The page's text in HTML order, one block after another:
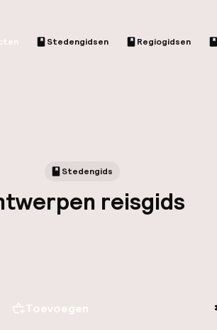
Stedengidsen Regiogidsen
Stedengids
reisgids
Toevoegen